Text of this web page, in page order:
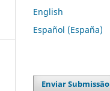
English
Español (España)
Enviar Submissão